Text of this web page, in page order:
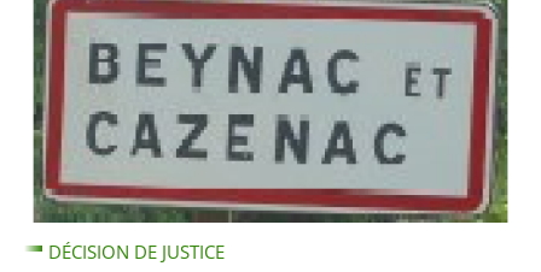
DÉCISION DE JUSTICE